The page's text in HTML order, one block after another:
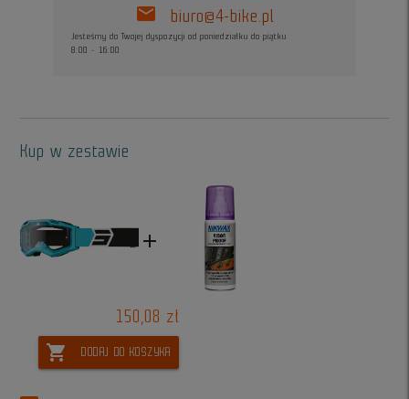
mail biuro@4-bike.pl
Jesteśmy do Twojej dyspozycji od poniedziałku do piątku
8:00 - 16:00
Kup w zestawie
add
150,08 zł
shopping_cart DODAJ DO KOSZYKA